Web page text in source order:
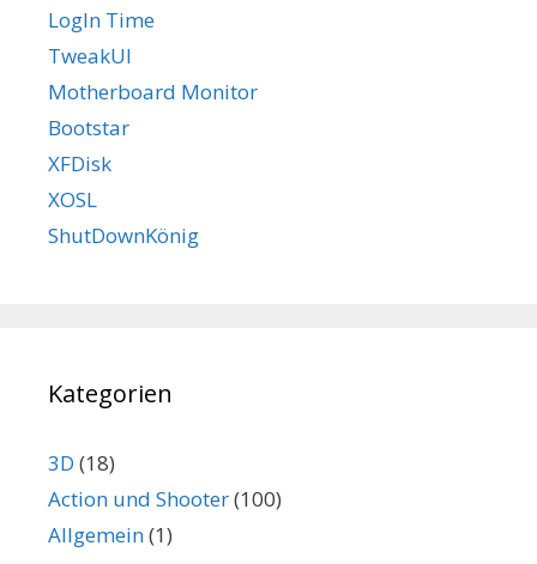
LogIn Time
TweakUI
Motherboard Monitor
Bootstar
XFDisk
XOSL
ShutDownKönig
Kategorien
3D (18)
Action und Shooter(100)
Allgemein(1)